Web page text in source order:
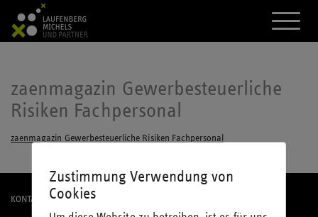
A
k
t
a
M
zaenmagazin Gewerbesteuerliche
Risiken Fachpersonal
zaenmagazin Gewerbesteuerliche Risiken Fachpersonal
KONTAKT
Zustimmung Verwendung von
Cookies